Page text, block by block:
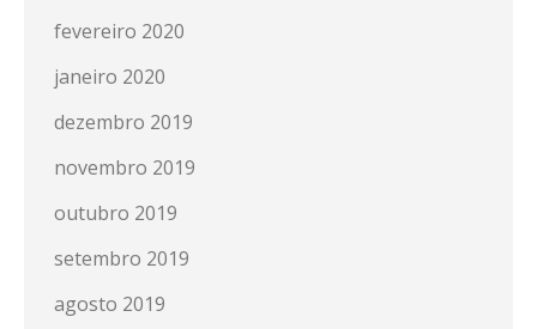
fevereiro 2020
janeiro 2020
dezembro 2019
novembro 2019
outubro 2019
setembro 2019
agosto 2019